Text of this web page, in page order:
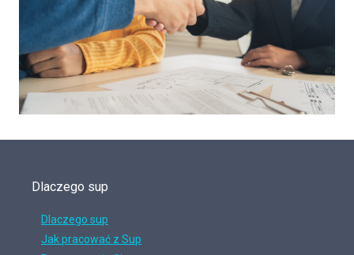
Dlaczego sup
Dlaczego sup
Jak pracować z Sup